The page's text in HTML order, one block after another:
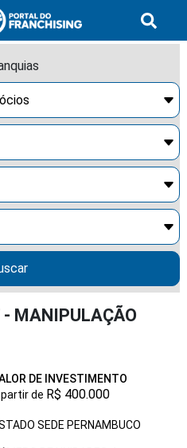
- MANIPULAÇÃO
DE INVESTIMENTO
de R$ 400.000
SEDE PERNAMBUCO